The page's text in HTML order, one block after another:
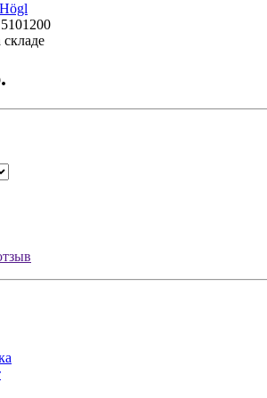
Högl